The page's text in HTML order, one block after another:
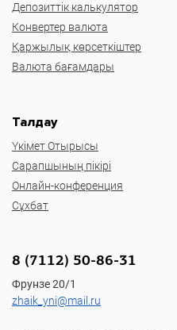
Депозиттік калькулятор
Конвертер валюта
Қаржылық көрсеткіштер
Валюта бағамдары
Талдау
Үкімет Отырысы
Сарапшының пікірі
Онлайн-конференция
Сұхбат
8 (7112) 50-86-31
Фрунзе 20/1
zhaik_yni@mail.ru